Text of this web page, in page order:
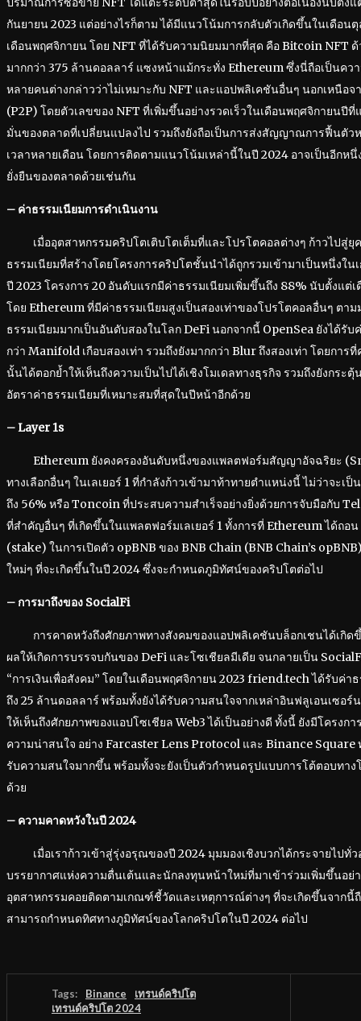
กันยายน 2023 แต่อย่างไรก็ตาม ได้มีแนวโน้มการกลับตัวเกิดขึ้นในเดือน
เดือนพฤศจิกายน โดย NFT ที่ได้รับความนิยมมากที่สุด คือ Bitcoin NFT
มากกว่า 375 ล้านดอลลาร์ แซงหน้าแม้กระทั่ง Ethereum ซึ่งนี่ถือเป็นค
หลายคนต่างกล่าวว่าไม่เหมาะกับ NFT และแอปพลิเคชันอื่นๆ นอกเหนือ
(P2P) โดยตัวเลขของ NFT ที่เพิ่มขึ้นอย่างรวดเร็วในเดือนพฤศจิกายนปี
มั่นของตลาดที่เปลี่ยนแปลงไป รวมถึงยังถือเป็นการส่งสัญญาณการฟื้นตัว
เวลาหลายเดือน โดยการติดตามแนวโน้มเหล่านี้ในปี 2024 อาจเป็นอีก
ยั่งยืนของตลาดด้วยเช่นกัน
– ค่าธรรมเนียมการดำเนินงาน
เมื่ออุตสาหกรรมคริปโตเติบโตเต็มที่และโปรโตคอลต่างๆ ก้าวไปสู่ยุค
ธรรมเนียมที่สร้างโดยโครงการคริปโตชั้นนำได้ถูกรวมเข้ามาเป็นหนึ่งใ
ปี 2023 โครงการ 20 อันดับแรกมีค่าธรรมเนียมเพิ่มขึ้นถึง 88% นับตั้งแต่
โดย Ethereum ที่มีค่าธรรมเนียมสูงเป็นสองเท่าของโปรโตคอลอื่นๆ ตา
ธรรมเนียมมากเป็นอันดับสองในโลก DeFi นอกจากนี้ OpenSea ยังได้รับ
กว่า Manifold เกือบสองเท่า รวมถึงยังมากกว่า Blur ถึงสองเท่า โดยการ
นั้นได้ตอกย้ำให้เห็นถึงความเป็นไปได้เชิงโมเดลทางธุรกิจ รวมถึงยังกระตุ้
อัตราค่าธรรมเนียมที่เหมาะสมที่สุดในปีหน้าอีกด้วย
– Layer 1s
Ethereum ยังคงครองอันดับหนึ่งของแพลตฟอร์มสัญญาอัจฉริยะ
ทางเลือกอื่นๆ ในเลเยอร์ 1 ที่กำลังก้าวเข้ามาท้าทายตำแหน่งนี้ ไม่ว่าจะเ
ถึง 56% หรือ Toncoin ที่ประสบความสำเร็จอย่างยิ่งด้วยการจับมือกับ
ที่สำคัญอื่นๆ ที่เกิดขึ้นในแพลตฟอร์มเลเยอร์ 1 ทั้งการที่ Ethereum ได้ถอ
(stake) ในการเปิดตัว opBNB ของ BNB Chain (BNB Chain’s
ใหม่ๆ ที่จะเกิดขึ้นในปี 2024 ซึ่งจะกำหนดภูมิทัศน์ของคริปโตต่อไป
– การมาถึงของ SocialFi
การคาดหวังถึงศักยภาพทางสังคมของแอปพลิเคชันบล็อกเชนได้เกิด
ผลให้เกิดการบรรจบกันของ DeFi และโซเชียลมีเดีย จนกลายเป็น
“การเงินเพื่อสังคม” โดยในเดือนพฤศจิกายน 2023 friend.tech ได้รับค่า
ถึง 25 ล้านดอลลาร์ พร้อมทั้งยังได้รับความสนใจจากเหล่าอินฟลูเอนเซอร์
ให้เห็นถึงศักยภาพของแอปโซเชียล Web3 ได้เป็นอย่างดี ทั้งนี้ ยังมีโครงก
ความน่าสนใจ อย่าง Farcaster Lens Protocol และ Binance Square
รับความสนใจมากขึ้น พร้อมทั้งจะยังเป็นตัวกำหนดรูปแบบการโต้ตอบทาง
ด้วย
– ความคาดหวังในปี 2024
เมื่อเราก้าวเข้าสู่รุ่งอรุณของปี 2024 มุมมองเชิงบวกได้กระจายไปทั่
บรรยากาศแห่งความตื่นเต้นและนักลงทุนหน้าใหม่ที่มาเข้าร่วมเพิ่มขึ้นอย่
อุตสาหกรรมคอยติดตามเกณฑ์ชี้วัดและเหตุการณ์ต่างๆ ที่จะเกิดขึ้นจากนี้
สามารถกำหนดทิศทางภูมิทัศน์ของโลกคริปโตในปี 2024 ต่อไป
Tags: Binance
เทรนด์คริปโต
เทรนด์คริปโต 2024